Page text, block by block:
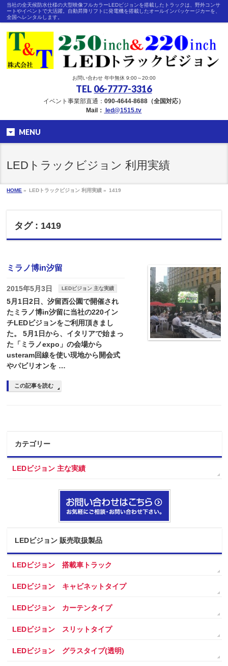
当社の全天候防水仕様の大型映像フルカラーLEDビジョンを搭載したトラックは、野外コンサ
ートやイベントで大活躍。自動昇降リフトに発電機を搭載したオールインパッケージカーを、
全国へレンタルします。
お問い合わせ 年中無休 9:00～20:00
TEL 06-7777-3316
イベント事業部直通：090-4644-8688（全国対応）
Mail：
led@1515.tv
MENU
LEDトラックビジョン 利用実績
HOME » LEDトラックビジョン 利用実績 » 1419
タグ : 1419
ミラノ博in汐留
2015年5月3日 LEDビジョン 主な実績
5月1日2日、汐留西公園で開催され
たミラノ博in汐留に当社の220イン
チLEDビジョンをご利用頂きまし
た。 5月1日から、イタリアで始まっ
た「ミラノexpo」の会場から
usteram回線を使い現地から開会式
やパビリオンを …
この記事を読む
カテゴリー
LEDビジョン 主な実績
LEDビジョン 販売取扱製品
LEDビジョン 搭載車トラック
LEDビジョン キャビネットタイプ
LEDビジョン カーテンタイプ
LEDビジョン スリットタイプ
LEDビジョン グラスタイプ(透明)